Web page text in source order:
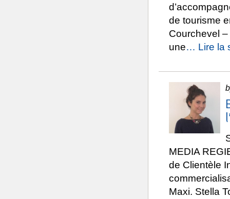
de tourisme
Courchevel
une… Lire la
MEDIA
de Clientèle
Maxi. Stella